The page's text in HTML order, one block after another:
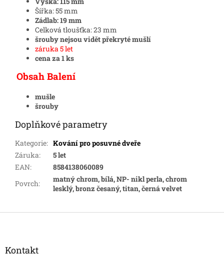
Šířka: 55 mm
Zádlab: 19 mm
Celková tloušťka: 23 mm
šrouby nejsou vidět překryté mušlí
záruka 5 let
cena za 1 ks
Obsah Balení
mušle
šrouby
Doplňkové parametry
Kategorie: Kování pro posuvné dveře
Záruka:
5 let
EAN:
8584138060089
Povrch:
matný chrom, bílá, NP- nikl perla, chrom
lesklý, bronz česaný, titan, černá velvet
Kontakt